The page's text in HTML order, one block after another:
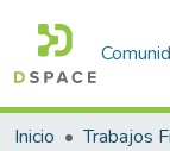
Inicio Trabajos